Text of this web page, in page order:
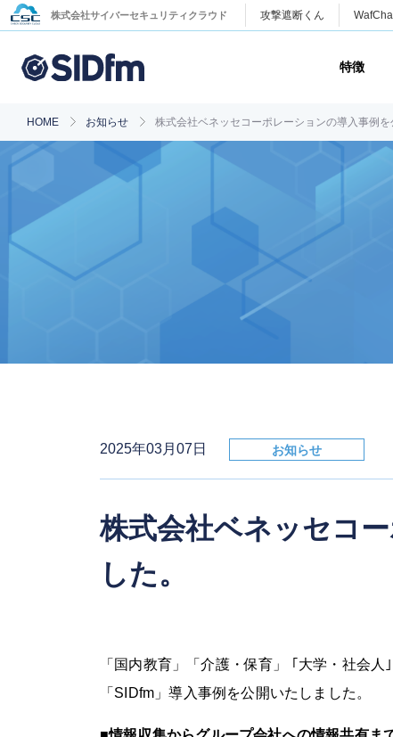
株式会社サイバーセキュリティクラウド 攻撃遮断くん
特徴
HOME お知らせ 株式会社ベネッセコーポレーションの導入事例を
2025年03月07日 お知らせ
株式会社ベネッセコ
した。
「国内教育」「介護・保育」 ｢大学・社会
「SIDfm」導入事例を公開いたしました。